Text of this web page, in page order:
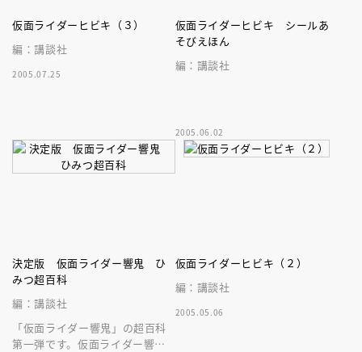
仮面ライダーヒビキ（３）
編：講談社
2005.07.25
仮面ライダーヒビキ シールあ
そびえほん
編：講談社
2005.06.02
決定版 仮面ライダー響鬼 ひ
みつ超百科
編：講談社
「仮面ライダー響鬼」の超百科
第一弾です。仮面ライダー響鬼
仮面ライダーヒビキ（２）
編：講談社
2005.05.06